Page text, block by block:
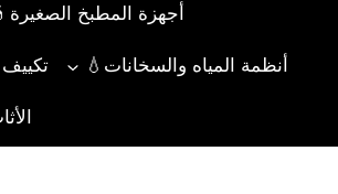
أجهزة المطبخ الصغيرة
أنظمة المياه والسخانات💧